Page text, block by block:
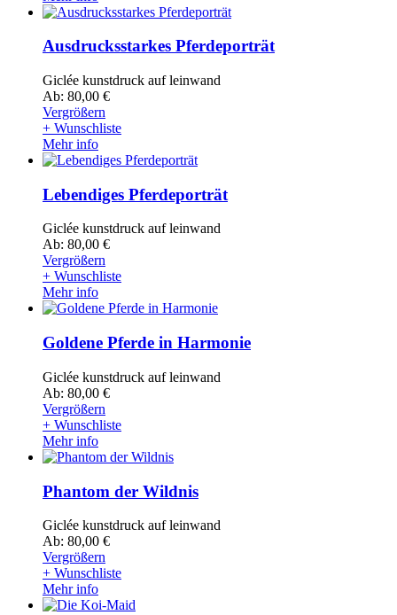
Ausdrucksstarkes Pferdeporträt
Giclée kunstdruck auf leinwand
Ab: 80,00 €
Vergrößern
+ Wunschliste
Mehr info
Lebendiges Pferdeporträt
Giclée kunstdruck auf leinwand
Ab: 80,00 €
Vergrößern
+ Wunschliste
Mehr info
Goldene Pferde in Harmonie
Giclée kunstdruck auf leinwand
Ab: 80,00 €
Vergrößern
+ Wunschliste
Mehr info
Phantom der Wildnis
Giclée kunstdruck auf leinwand
Ab: 80,00 €
Vergrößern
+ Wunschliste
Mehr info